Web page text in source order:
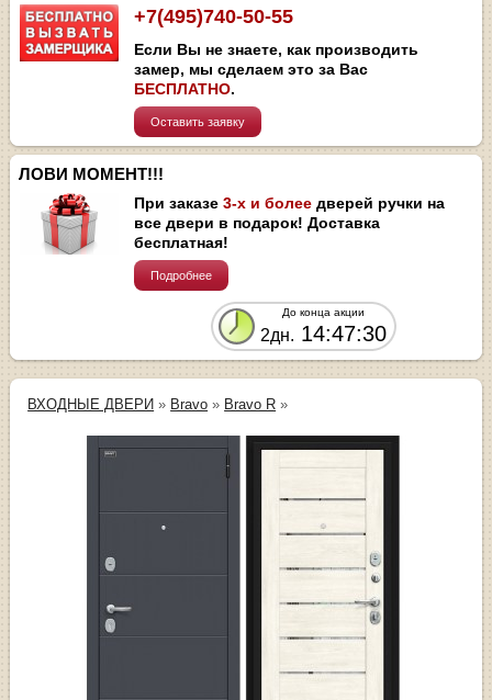
+7(495)740-50-55
Если Вы не знаете, как производить
замер, мы сделаем это за Вас
БЕСПЛАТНО.
Оставить заявку
ЛОВИ МОМЕНТ!!!
При заказе3-х и более дверей ручки на
все двери в подарок! Доставка
бесплатная!
Подробнее
До конца акции
2дн. 14:47:30
ВХОДНЫЕ ДВЕРИ » Bravo » Bravo R »